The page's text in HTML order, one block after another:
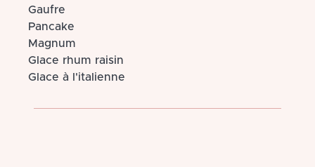
Gaufre
Pancake
Magnum
Glace rhum raisin
Glace à l'italienne